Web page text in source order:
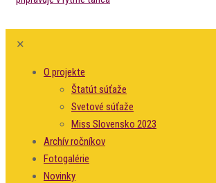
✕
O projekte
Štatút súťaže
Svetové súťaže
Miss Slovensko 2023
Archív ročníkov
Fotogalérie
Novinky